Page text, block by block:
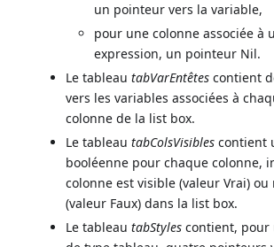
un pointeur vers la variable,
pour une colonne associée à
expression, un pointeur Nil.
Le tableautabVarEntêtes contient
vers les variables associées à
colonne de la list box.
Le tableautabColsVisibles contient
booléenne pour chaque colonne,
colonne est visible (valeur Vrai) ou
(valeur Faux) dans la list box.
Le tableautabStyles contient, pour